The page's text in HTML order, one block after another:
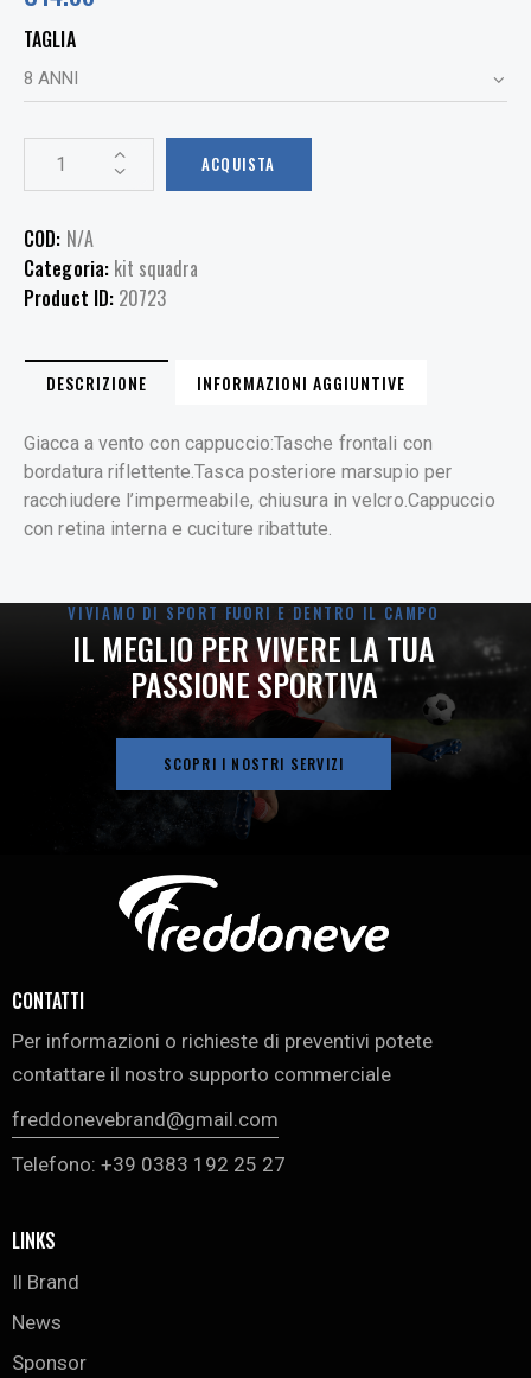
TAGLIA
ACQUISTA
COD: N/A
Categoria: kit squadra
Product ID: 20723
DESCRIZIONE INFORMAZIONI AGGIUNTIVE
Giacca a vento con cappuccio:Tasche frontali con
bordatura riflettente.Tasca posteriore marsupio per
racchiudere l’impermeabile, chiusura in velcro.Cappuccio
con retina interna e cuciture ribattute.
VIVIAMO DI SPORT FUORI E DENTRO IL CAMPO
IL MEGLIO PER VIVERE LA TUA
PASSIONE SPORTIVA
SCOPRI I NOSTRI SERVIZI
CONTATTI
Per informazioni o richieste di preventivi potete
contattare il nostro supporto commerciale
freddonevebrand@gmail.com
Telefono: +39 0383 192 25 27
LINKS
Il Brand
News
Sponsor